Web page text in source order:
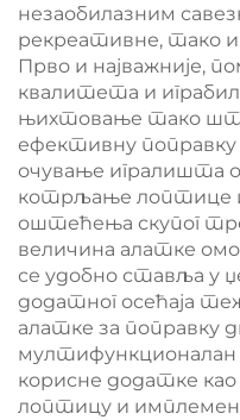
незаобилазним
рекреативне, тако и
Прво и најважније,
квалитета и
њихтовање тако
ефективну
очување игралишта
котрљање лоптице
оштећења скупог
величина алатке
се удобно ставља у
додатног осећаја
алатке за поправку
мултифункционалан
корисне додатке
лоптицу и